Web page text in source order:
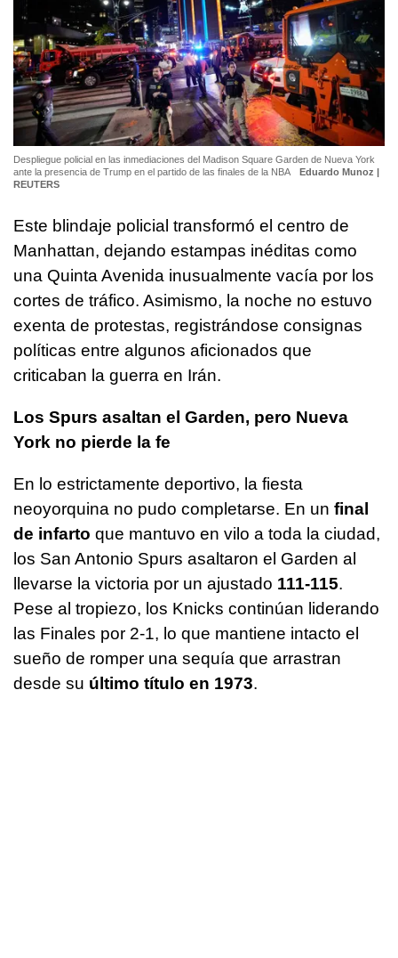
Despliegue policial en las inmediaciones del Madison Square Garden de Nueva York
ante la presencia de Trump en el partido de las finales de la NBA
Eduardo Munoz |
REUTERS
Este blindaje policial transformó el centro de
Manhattan, dejando estampas inéditas como
una Quinta Avenida inusualmente vacía por los
cortes de tráfico. Asimismo, la noche no estuvo
exenta de protestas, registrándose consignas
políticas entre algunos aficionados que
criticaban la guerra en Irán.
Los Spurs asaltan el Garden, pero Nueva
York no pierde la fe
En lo estrictamente deportivo, la fiesta
neoyorquina no pudo completarse. En un final
de infarto que mantuvo en vilo a toda la ciudad,
los San Antonio Spurs asaltaron el Garden al
llevarse la victoria por un ajustado 111-115.
Pese al tropiezo, los Knicks continúan liderando
las Finales por 2-1, lo que mantiene intacto el
sueño de romper una sequía que arrastran
desde su último título en 1973.